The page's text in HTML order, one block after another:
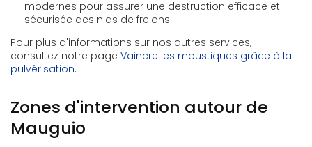
modernes pour assurer une destruction efficace et
sécurisée des nids de frelons.
Pour plus d'informations sur nos autres services,
consultez notre page Vaincre les moustiques grâce à la
pulvérisation.
Zones d'intervention autour de
Mauguio